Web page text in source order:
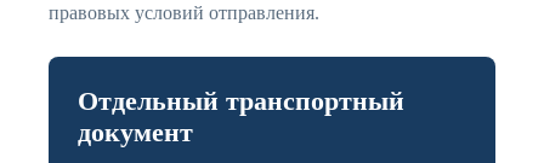
правовых условий отправления.
Отдельный транспортный
документ